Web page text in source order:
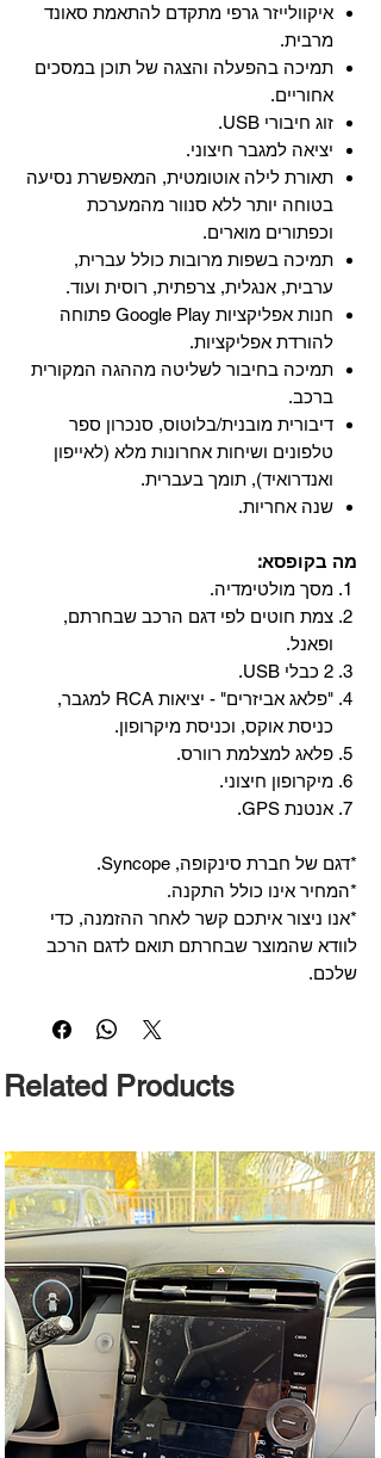
איקוולייזר גרפי מתקדם להתאמת סאונד
מרבית.
תמיכה בהפעלה והצגה של תוכן במסכים
אחוריים.
זוג חיבורי USB.
יציאה למגבר חיצוני.
תאורת לילה אוטומטית, המאפשרת נסיעה
בטוחה יותר ללא סנוור מהמערכת
וכפתורים מוארים.
תמיכה בשפות מרובות כולל עברית,
ערבית, אנגלית, צרפתית, רוסית ועוד.
‏חנות אפליקציות Google Play פתוחה
להורדת אפליקציות.
‏תמיכה בחיבור לשליטה מההגה המקורית
ברכב.
‏דיבורית מובנית/בלוטוס, ‏סנכרון ספר
טלפונים ושיחות אחרונות מלא (לאייפון
ואנדרואיד), תומך בעברית.
שנה אחריות.
מה בקופסא:
מסך מולטימדיה.
צמת חוטים לפי דגם הרכב שבחרתם,
ופאנל.
2 כבלי USB.
"פלאג אביזרים" - יציאות RCA למגבר,
כניסת אוקס, וכניסת מיקרופון.
פלאג למצלמת רוורס.
מיקרופון חיצוני.
אנטנת GPS.
*דגם של חברת סינקופה, Syncope.
*המחיר אינו כולל התקנה.
*אנו ניצור איתכם קשר לאחר ההזמנה, כדי
לוודא שהמוצר שבחרתם תואם לדגם הרכב
שלכם.
Related Products